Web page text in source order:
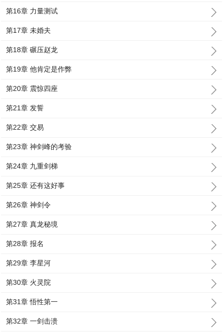
第16章 力量测试
第17章 未婚夫
第18章 碾压赵龙
第19章 他肯定是作弊
第20章 震惊四座
第21章 发誓
第22章 交易
第23章 神剑峰的考验
第24章 九重剑梯
第25章 还有这好事
第26章 神剑令
第27章 真龙秘境
第28章 报名
第29章 李星河
第30章 火灵院
第31章 悟性第一
第32章 一剑击溃